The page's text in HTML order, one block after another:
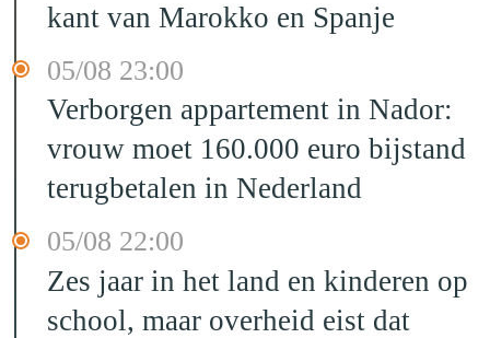
kant van Marokko en Spanje
05/08 23:00
Verborgen appartement in Nador:
vrouw moet 160.000 euro bijstand
terugbetalen in Nederland
05/08 22:00
Zes jaar in het land en kinderen op
school, maar overheid eist dat